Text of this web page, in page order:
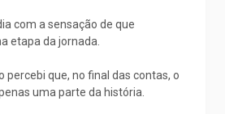
com a sensação de que
etapa da jornada.
percebi que, no final das contas, o
uma parte da história.